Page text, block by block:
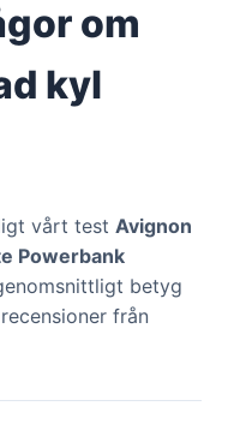
om
kyl
vårt test Avignon
Powerbank
betyg
från